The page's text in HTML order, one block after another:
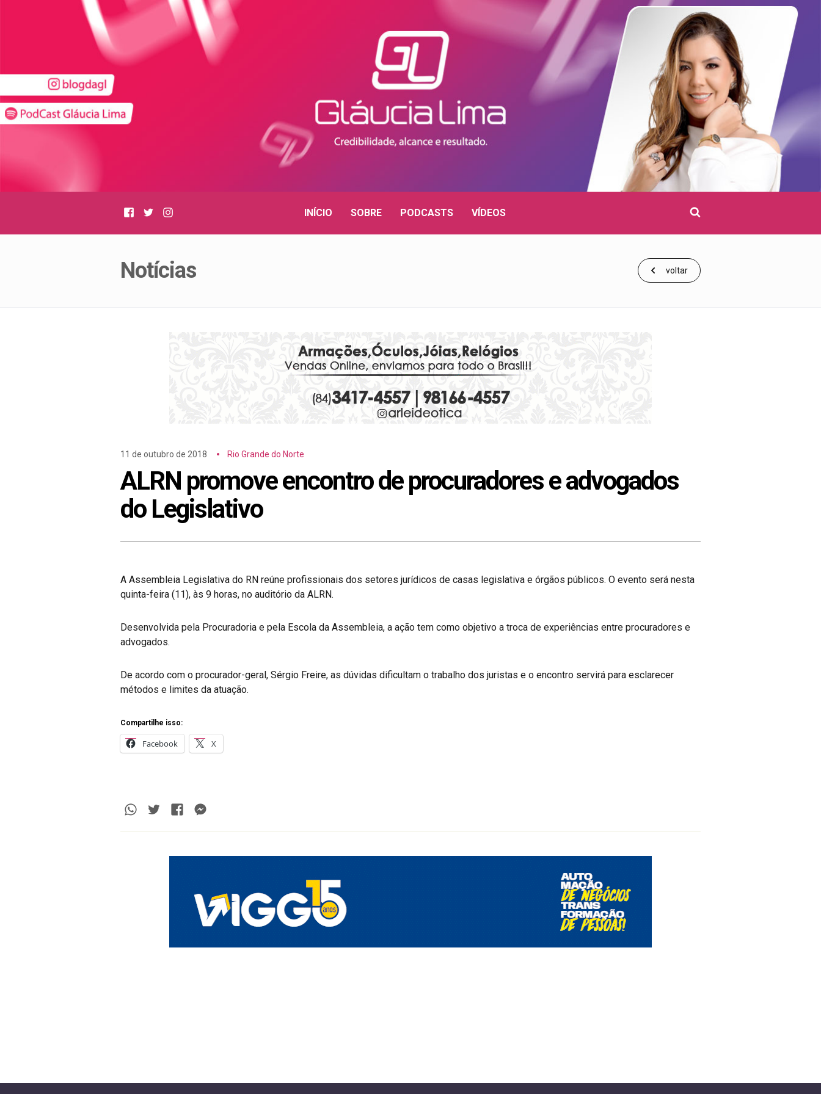
Facebook
Twitter
pesquisar
INÍCIO SOBRE PODCASTS VÍDEOS
Notícias voltar
11 de outubro de 2018 Rio Grande do Norte
ALRN promove encontro de procuradores e advogados
do Legislativo
A Assembleia Legislativa do RN reúne profissionais dos setores jurídicos de casas legislativa e órgãos públicos. O evento será nesta
quinta-feira (11), às 9 horas, no auditório da ALRN.
Desenvolvida pela Procuradoria e pela Escola da Assembleia, a ação tem como objetivo a troca de experiências entre procuradores e
advogados.
De acordo com o procurador-geral, Sérgio Freire, as dúvidas dificultam o trabalho dos juristas e o encontro servirá para esclarecer
métodos e limites da atuação.
Compartilhe isso:
Facebook X
Whatsapp
TwitterFacebook